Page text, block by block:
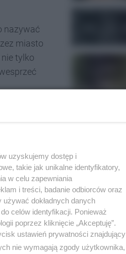
nazywać
miasto
tylko
za to
i
uzyskujemy dostęp i
takie jak unikalne identyfikatory,
w celu zapewniania
i treści, badanie odbiorców oraz
dokładnych danych
celów identyfikacji. Ponieważ
poprzez kliknięcie „Akceptuję”.
ustawień prywatności znajdujący
nie wymagają zgody użytkownika,